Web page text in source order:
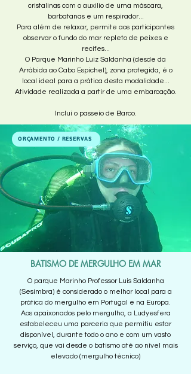
cristalinas com o auxilio de uma máscara,
barbatanas e um respirador...
Para além de relaxar, permite aos participantes
observar o fundo do mar repleto de peixes e
recifes...
O Parque Marinho Luiz Saldanha (desde da
Arrábida ao Cabo Espichel), zona protegida, é o
local ideal para a prática desta modalidade...
Atividade realizada a partir de uma embarcação.
Inclui o passeio de Barco.
ORÇAMENTO / RESERVAS
BATISMO DE MERGULHO EM MAR
O parque Marinho Professor Luis Saldanha
(Sesimbra) é considerado o melhor local para a
prática do mergulho em Portugal e na Europa.
Aos apaixonados pelo mergulho, a Ludyesfera
estabeleceu uma parceria que permitiu estar
disponível, durante todo o ano e com um vasto
serviço, que vai desde o batismo até ao nível mais
elevado (mergulho técnico)